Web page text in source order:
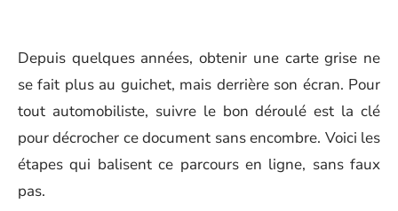
Depuis quelques années, obtenir une carte grise ne
se fait plus au guichet, mais derrière son écran. Pour
tout automobiliste, suivre le bon déroulé est la clé
pour décrocher ce document sans encombre. Voici les
étapes qui balisent ce parcours en ligne, sans faux
pas.